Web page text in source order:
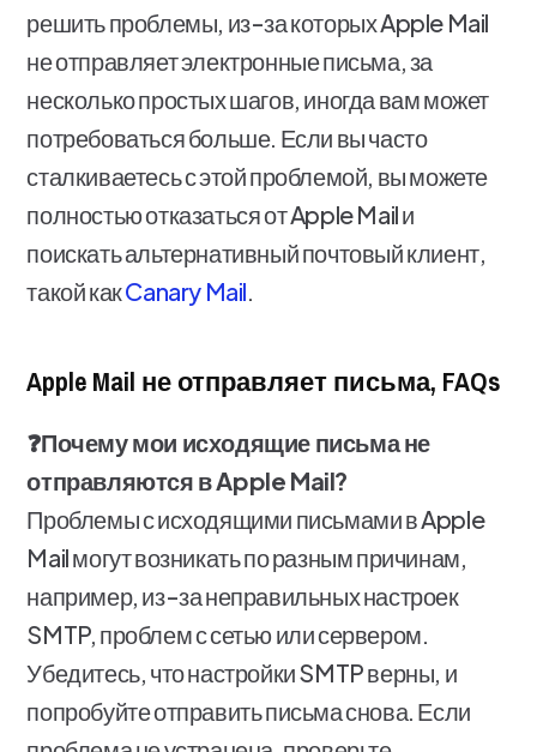
решить проблемы, из-за которых Apple Mail
не отправляет электронные письма, за
несколько простых шагов, иногда вам может
потребоваться больше. Если вы часто
сталкиваетесь с этой проблемой, вы можете
полностью отказаться от Apple Mail и
поискать альтернативный почтовый клиент,
такой какCanary Mail.
Apple Mail не отправляет письма, FAQs
❓Почему мои исходящие письма не
отправляются в Apple Mail?
Проблемы с исходящими письмами в Apple
Mail могут возникать по разным причинам,
например, из-за неправильных настроек
SMTP, проблем с сетью или сервером.
Убедитесь, что настройки SMTP верны, и
попробуйте отправить письма снова. Если